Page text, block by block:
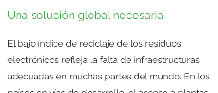
Una solución global necesaria
El bajo índice de reciclaje de los residuos
electrónicos refleja la falta de infraestructuras
adecuadas en muchas partes del mundo. En los